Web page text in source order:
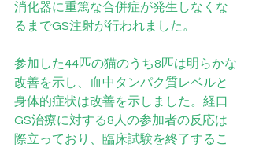
消化器に重篤な合併症が発生しなくな
るまでGS注射が行われました。
参加した44匹の猫のうち8匹は明らかな
改善を示し、血中タンパク質レベルと
身体的症状は改善を示しました。経口
GS治療に対する8人の参加者の反応は
際立っており、臨床試験を終了するこ